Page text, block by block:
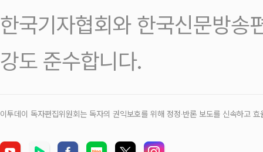
한국기자협회와 한국신문방송
강도 준수합니다.
이투데이 독자편집위원회는 독자의 권익보호를 위해 정정‧반론 보도를 신속하고